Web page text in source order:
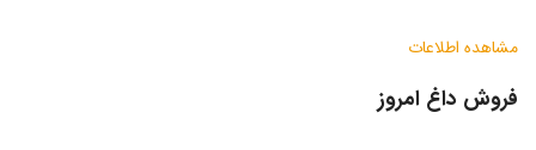
مشاهده اطلاعات
فروش داغ امروز